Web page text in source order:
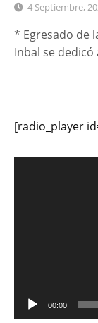
4 Septiembre,
* Egresado de
Inbal se
[radio_player
00:00